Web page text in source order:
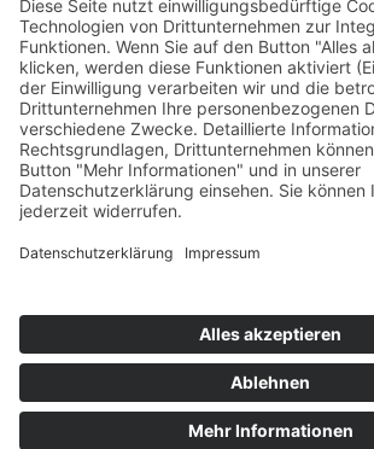
Arbeit mit Behinderung
AWO Büro Kindermut
Kulturland Brandenburg
AWO Selbsthilfe
AWO eLearning
Kultur für JEDEN
AWO 1plus9
Dachverband Freie Suchtselbsthilfe
© 1990 - 2026 Arbeiterwohlfahrt
Mutige Mutmacher*innen gesucht!
Komm zu den mutigen Mutmacher*innen.
neugierig?